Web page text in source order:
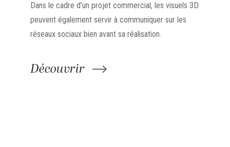
Dans le cadre d'un projet commercial, les visuels 3D
peuvent également servir à communiquer sur les
réseaux sociaux bien avant sa réalisation.
Découvrir